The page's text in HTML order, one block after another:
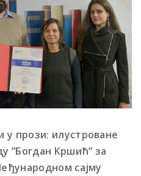
прози: илустроване
”Богдан Кршић” за
сајму